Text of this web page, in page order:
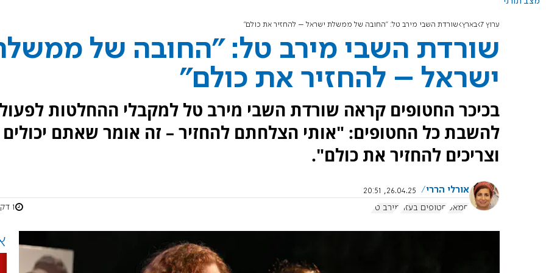
ערוץ 7 בארץ שורדת השבי מירב טל: "החובה של ממשלת ישראל – להחזיר את כולם"
שורדת השבי מירב טל: "החובה של
ישראל – להחזיר את כולם"
בכיכר החטופים קראה שורדת השבי מירב טל למקבלי ההחלטות
להשבת כל החטופים: "אותי הצלחתם להחזיר – זה אומר שאתם יכולים
וצריכים להחזיר את כולם".
אורלי הררי
26.04.25, 20:51
חמאס חטופים בעזה מירב טל 1 דקות